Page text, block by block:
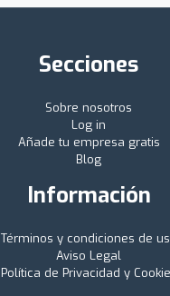
Secciones
Sobre nosotros
Log in
Añade tu empresa gratis
Blog
Información
Términos y condiciones de
Aviso Legal
Política de Privacidad y